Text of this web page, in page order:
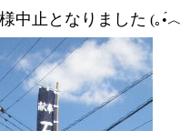
中止となりました (｡